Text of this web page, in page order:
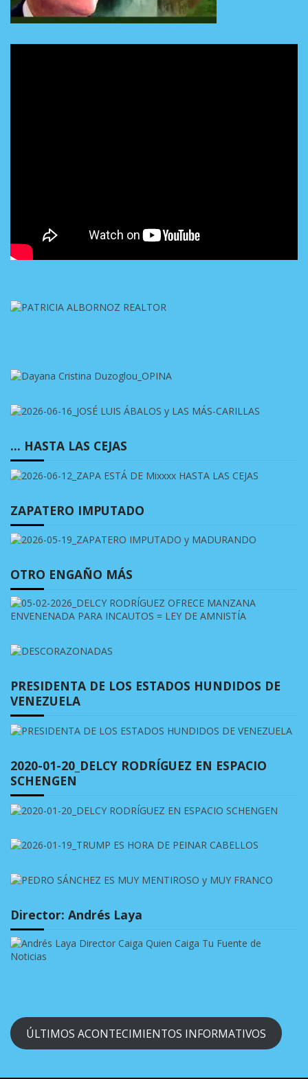
… HASTA LAS CEJAS
ZAPATERO IMPUTADO
OTRO ENGAÑO MÁS
PRESIDENTA DE LOS ESTADOS HUNDIDOS DE
VENEZUELA
2020-01-20_DELCY RODRÍGUEZ EN ESPACIO
SCHENGEN
Director: Andrés Laya
ÚLTIMOS ACONTECIMIENTOS INFORMATIVOS